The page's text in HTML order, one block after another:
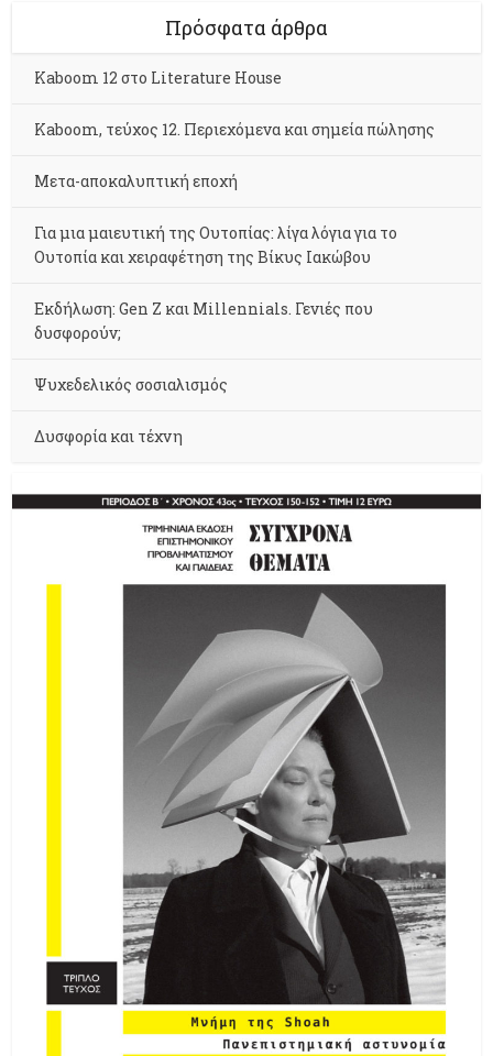
Πρόσφατα άρθρα
Kaboom 12 στο Literature House
Kaboom, τεύχος 12. Περιεχόμενα και σημεία πώλησης
Μετα-αποκαλυπτική εποχή
Για μια μαιευτική της Ουτοπίας: λίγα λόγια για το
Ουτοπία και χειραφέτηση της Βίκυς Ιακώβου
Εκδήλωση: Gen Z και Millennials. Γενιές που
δυσφορούν;
Ψυχεδελικός σοσιαλισμός
Δυσφορία και τέχνη